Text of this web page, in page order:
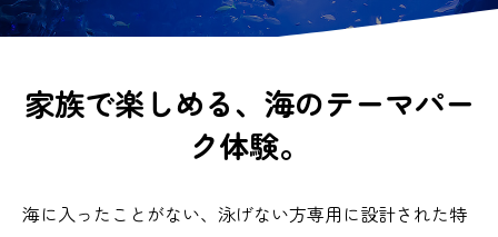
家族で楽しめる、海のテーマパー
ク体験。
海に入ったことがない、泳げない方専用に設計された特